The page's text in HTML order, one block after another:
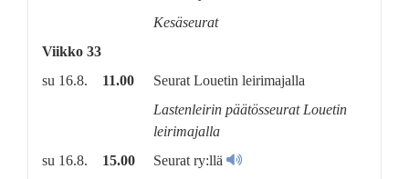
Kesäseurat
Viikko 33
su 16.8.
11.00
Seurat Louetin leirimajalla
Lastenleirin päätösseurat Louetin
leirimajalla
su 16.8.
15.00
Seurat ry:llä